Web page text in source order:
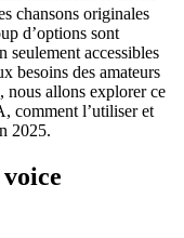
chansons originales
d’options sont
seulement accessibles
besoins des amateurs
nous allons explorer ce
comment l’utiliser et
2025.